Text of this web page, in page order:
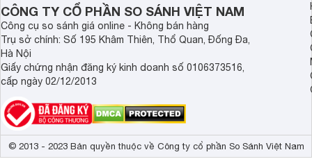
CÔNG TY CỔ PHẦN SO SÁNH VIỆT NAM
Công cụ so sánh giá online - Không bán hàng
Trụ sở chính: Số 195 Khâm Thiên, Thổ Quan, Đống Đa,
Hà Nội
Giấy chứng nhận đăng ký kinh doanh số 0106373516,
cấp ngày 02/12/2013
© 2013 - 2023 Bản quyền thuộc về Công ty cổ phần So Sánh Việt Nam